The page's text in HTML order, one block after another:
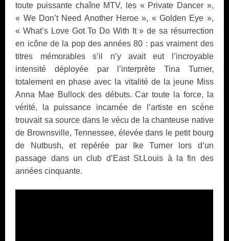
toute puissante chaîne MTV, les « Private Dancer »,
« We Don’t Need Another Heroe », « Golden Eye »,
« What’s Love Got To Do With It » de sa résurrection
en icône de la pop des années 80 : pas vraiment des
titres mémorables s’il n’y avait eut l’incroyable
intensité déployée par l’interprète Tina Turner,
totalement en phase avec la vitalité de la jeune Miss
Anna Mae Bullock des débuts. Car toute la force, la
vérité, la puissance incarnée de l’artiste en scène
trouvait sa source dans le vécu de la chanteuse native
de Brownsville, Tennessee, élevée dans le petit bourg
de Nutbush, et repérée par Ike Turner lors d’un
passage dans un club d’East St.Louis à la fin des
années cinquante.